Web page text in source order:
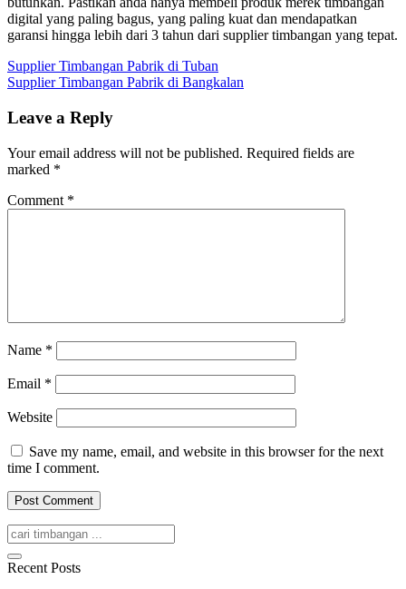
digital yang paling bagus, yang paling kuat dan mendapatkan
garansi hingga lebih dari 3 tahun dari supplier timbangan yang tepat.
Supplier Timbangan Pabrik di Tuban
Supplier Timbangan Pabrik di Bangkalan
Leave a Reply
Your email address will not be published. Required fields are
marked *
Comment *
Name *
Email *
Website
Save my name, email, and website in this browser for the next
time I comment.
Recent Posts